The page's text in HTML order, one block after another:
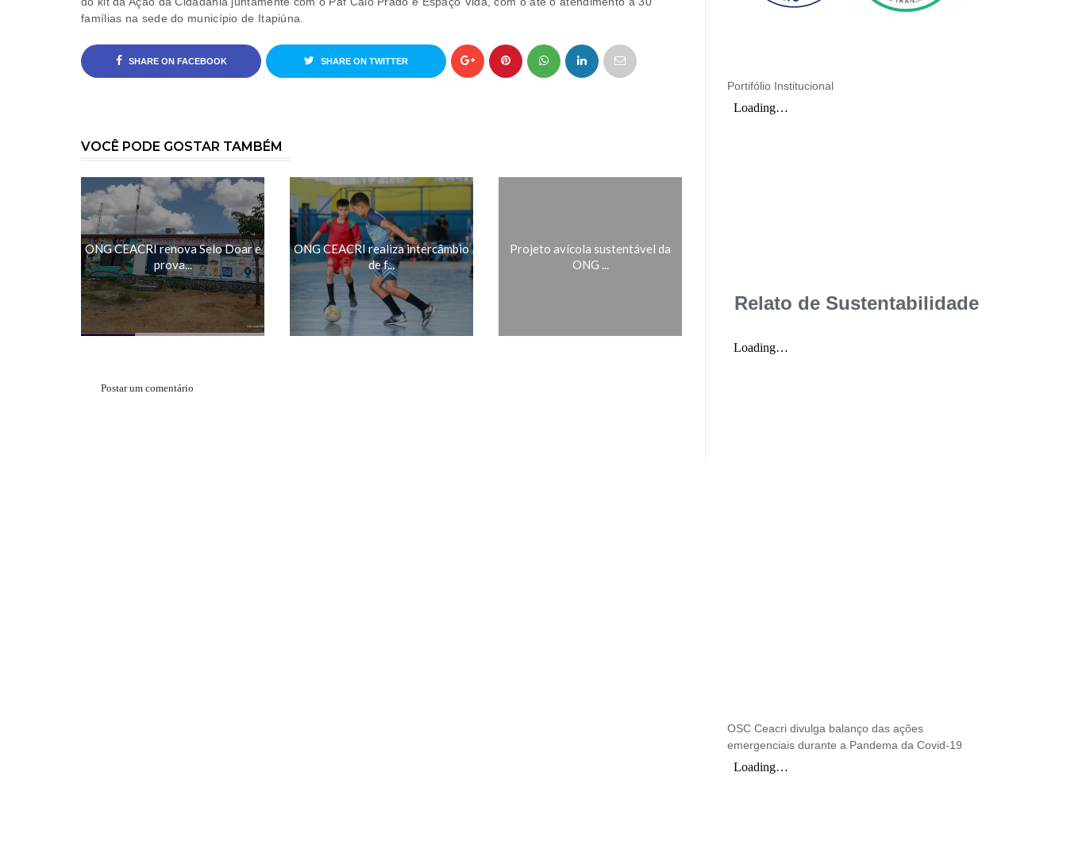
famílias na sede do município de Itapiúna.
SHARE ON FACEBOOK SHARE ON TWITTER
VOCÊ PODE GOSTAR TAMBÉM
ONG CEACRI renova Selo Doar e
prova...
ONG CEACRI realiza intercâmbio
de f...
Projeto avícola sustentável da
ONG ...
Postar um comentário
Portifólio Institucional
Relato de Sustentabilidade
OSC Ceacri divulga balanço das ações
emergenciais durante a Pandema da Covid-19